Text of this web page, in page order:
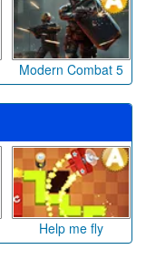
Modern Combat 5
Help me fly